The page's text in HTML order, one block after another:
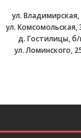
ул. Владимирская,
ул. Комсомольская,
д. Гостилицы, б/
ул. Ломинского,